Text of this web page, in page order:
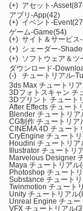
(+) アセット-Asset
アプリ-App(42)
(+) イベント-Event
ゲーム-Game(54)
(+) サイト＆サービス
(+) シェーダー-
(+) ソフトウェア＆ツ
ダウンロード-
(-)
チュートリアル-
3ds Max チュートリ
3Dフォトスキャン チ
3Dプリント チュート
After Effects チュート
Blender チュートリア
CG制作 チュートリア
CINEMA 4D チュート
CryEngine チュート
Houdini チュートリア
Illustrator チュートリ
Marvelous Designer
Maya チュートリアル
Photoshop チュート
Substance チュート
Twinmotion チュート
Unity チュートリアル
Unreal Engine チュー
VFX チュートリアル